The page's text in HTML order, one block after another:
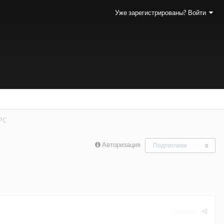
Уже зарегистрированы? Войти
Авторизация Подписчики 0